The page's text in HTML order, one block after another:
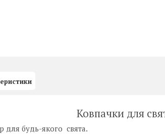
Ковпачки для
для будь-якого свята.